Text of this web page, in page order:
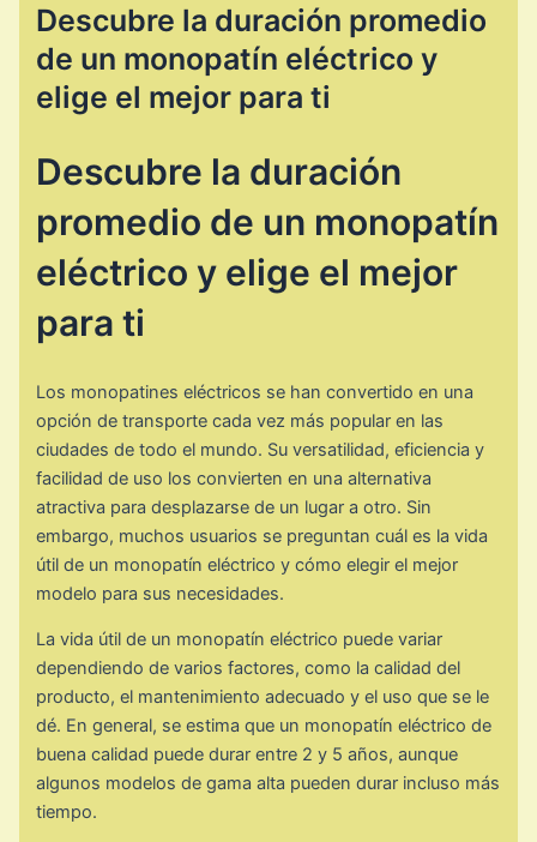
Descubre la duración promedio
de un monopatín eléctrico y
elige el mejor para ti
Descubre la duración
promedio de un monopatín
eléctrico y elige el mejor
para ti
Los monopatines eléctricos se han convertido en una
opción de transporte cada vez más popular en las
ciudades de todo el mundo. Su versatilidad, eficiencia y
facilidad de uso los convierten en una alternativa
atractiva para desplazarse de un lugar a otro. Sin
embargo, muchos usuarios se preguntan cuál es la vida
útil de un monopatín eléctrico y cómo elegir el mejor
modelo para sus necesidades.
La vida útil de un monopatín eléctrico puede variar
dependiendo de varios factores, como la calidad del
producto, el mantenimiento adecuado y el uso que se le
dé. En general, se estima que un monopatín eléctrico de
buena calidad puede durar entre 2 y 5 años, aunque
algunos modelos de gama alta pueden durar incluso más
tiempo.